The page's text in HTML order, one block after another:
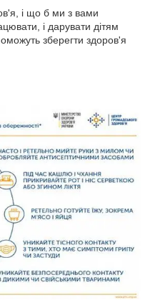
і що б ми з вами
і дарувати дітям
зберегти здоров'я